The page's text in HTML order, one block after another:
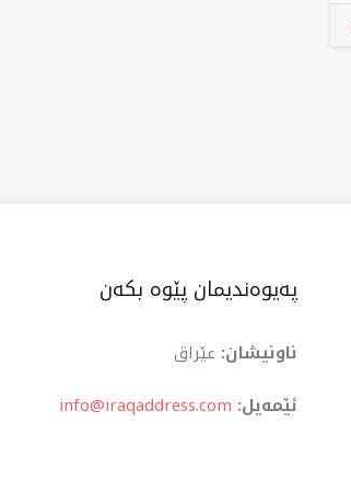
پەیوەندیمان پێوە بکەن
ناونیشان: عێراق
ئێمەیل: info@iraqaddress.com